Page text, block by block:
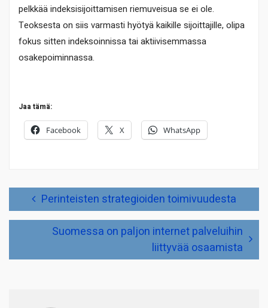
pelkkää indeksisijoittamisen riemuveisua se ei ole.
Teoksesta on siis varmasti hyötyä kaikille sijoittajille, olipa
fokus sitten indeksoinnissa tai aktiivisemmassa
osakepoiminnassa.
Jaa tämä:
Facebook X WhatsApp
ArtikkelienPerinteisten strategioiden toimivuudesta
Suomessa on paljon internet palveluihin
liittyvää osaamista